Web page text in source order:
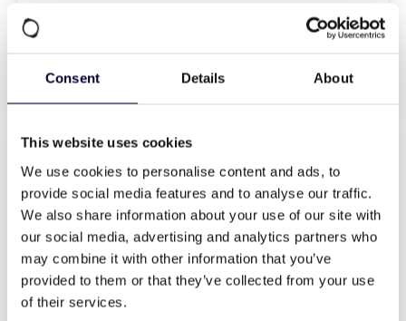
Consent Details About
This website uses cookies
We use cookies to personalise content and ads, to
provide social media features and to analyse our traffic.
We also share information about your use of our site with
our social media, advertising and analytics partners who
may combine it with other information that you’ve
provided to them or that they’ve collected from your use
of their services.
Met. PET mit HS-Lack
Mehr erfahren